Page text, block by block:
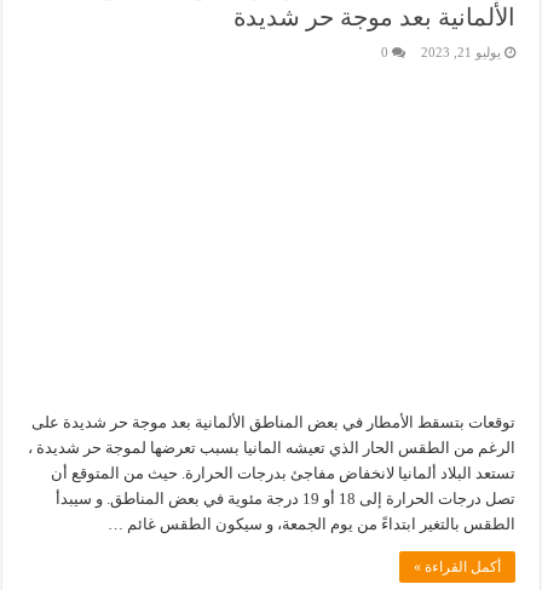
الألمانية بعد موجة حر شديدة
يوليو 21, 2023 0
توقعات بتسقط الأمطار في بعض المناطق الألمانية بعد موجة حر شديدة على
الرغم من الطقس الحار الذي تعيشه المانيا بسبب تعرضها لموجة حر شديدة ،
تستعد البلاد ألمانيا لانخفاض مفاجئ بدرجات الحرارة. حيث من المتوقع أن
تصل درجات الحرارة إلى 18 أو 19 درجة مئوية في بعض المناطق. و سيبدأ
الطقس بالتغير ابتداءً من يوم الجمعة، و سيكون الطقس غائم …
أكمل القراءة »